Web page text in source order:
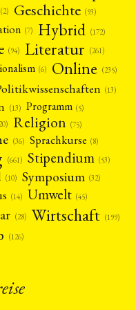
(2) Geschichte (93)
(7) Hybrid (172)
(94) Literatur (261)
(6) Online (235)
(13)
(13) Programm (5)
Religion (75)
(36) Sprachkurse (8)
(661) Stipendium (53)
(10) Symposium (32)
(14) Umwelt (45)
(28) Wirtschaft (199)
(126)